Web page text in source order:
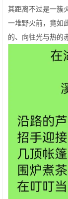
其距离不过是一簇
一堆野火前，竟如
的、向往光与热的